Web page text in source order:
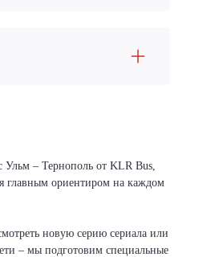
Ульм – Тернополь от KLR Bus,
главным ориентиром на каждом
новую серию сериала или
– мы подготовим специальные